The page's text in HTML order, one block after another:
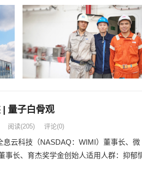
量子白骨观
阅读(205) 评论(0)
云科技（NASDAQ：WIMI）董事长、微
事长、育杰奖学金创始人适用人群：抑郁